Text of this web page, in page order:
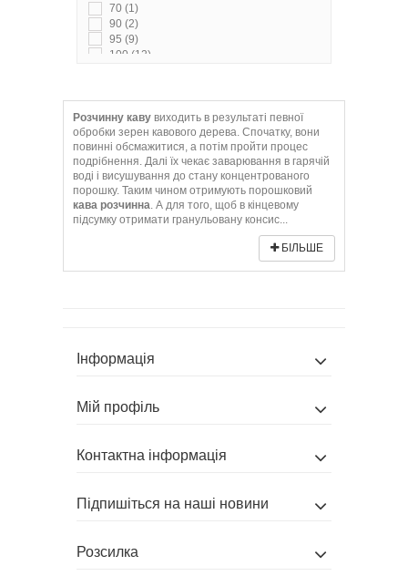
70 (1)
90 (2)
95 (9)
100 (12)
150(5)
155(1)
165(1)
170(3)
180(1)
187(1)
190(2)
200(5)
205(2)
230(1)
350(1)
475(2)
Розчинну каву виходить в результаті певної
обробки зерен кавового дерева. Спочатку, вони
повинні обсмажитися, а потім пройти процес
подрібнення. Далі їх чекає заварювання в гарячій
воді і висушування до стану концентрованого
порошку. Таким чином отримують порошковий
кава розчинна. А для того, щоб в кінцевому
підсумку отримати гранульовану консис...
БІЛЬШЕ
Інформація
Мій профіль
Контактна інформація
Підпишіться на наші новини
Розсилка